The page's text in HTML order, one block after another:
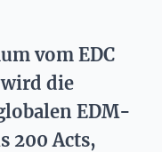
vom EDC
wird die
EDM-
200 Acts,